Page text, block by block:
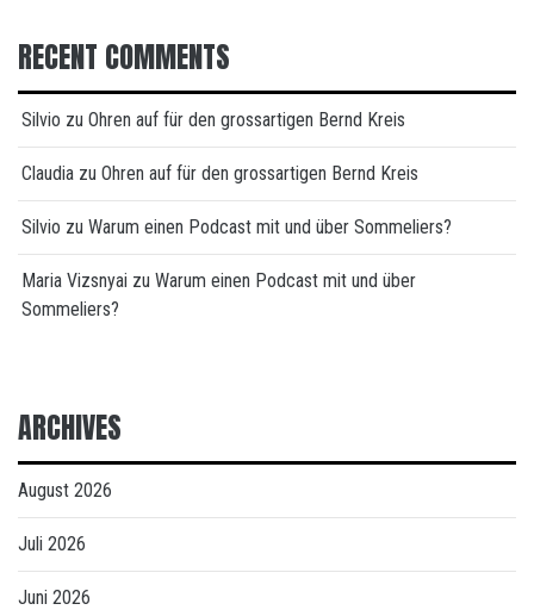
RECENT COMMENTS
Silvio zu Ohren auf für den grossartigen Bernd Kreis
Claudia zu Ohren auf für den grossartigen Bernd Kreis
Silvio zu Warum einen Podcast mit und über Sommeliers?
Maria Vizsnyai zu Warum einen Podcast mit und über
Sommeliers?
ARCHIVES
August 2026
Juli 2026
Juni 2026